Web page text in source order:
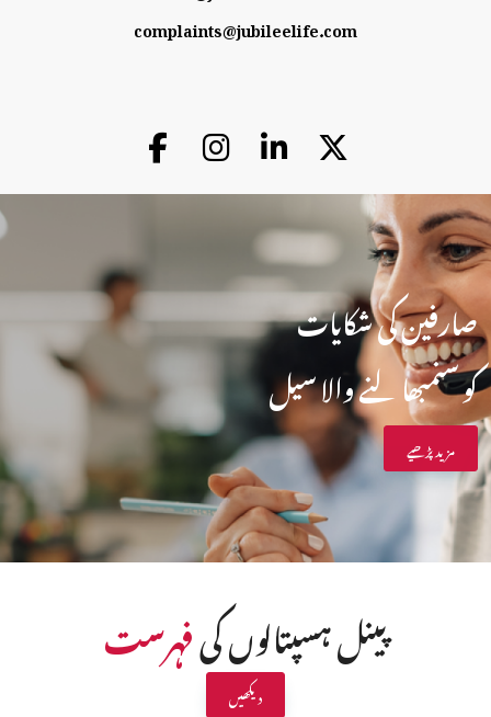
complaints@jubileelife.com
صارفین کی شکایات
کو سنمبھالنے والا سیل
مزید پڑھیے
پینل ہسپتالوں کیفہرست
دیکھیں